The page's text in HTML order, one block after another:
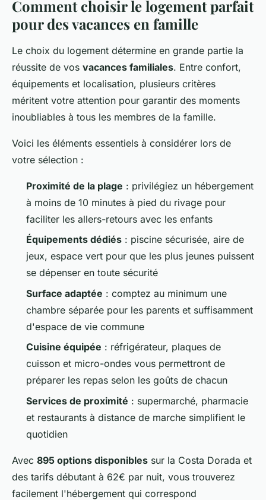
Comment choisir le logement parfait
pour des vacances en famille
Le choix du logement détermine en grande partie la
réussite de vos vacances familiales. Entre confort,
équipements et localisation, plusieurs critères
méritent votre attention pour garantir des moments
inoubliables à tous les membres de la famille.
Voici les éléments essentiels à considérer lors de
votre sélection :
Proximité de la plage : privilégiez un hébergement
à moins de 10 minutes à pied du rivage pour
faciliter les allers-retours avec les enfants
Équipements dédiés : piscine sécurisée, aire de
jeux, espace vert pour que les plus jeunes puissent
se dépenser en toute sécurité
Surface adaptée : comptez au minimum une
chambre séparée pour les parents et suffisamment
d'espace de vie commune
Cuisine équipée : réfrigérateur, plaques de
cuisson et micro-ondes vous permettront de
préparer les repas selon les goûts de chacun
Services de proximité : supermarché, pharmacie
et restaurants à distance de marche simplifient le
quotidien
Avec 895 options disponibles sur la Costa Dorada et
des tarifs débutant à 62€ par nuit, vous trouverez
facilement l'hébergement qui correspond